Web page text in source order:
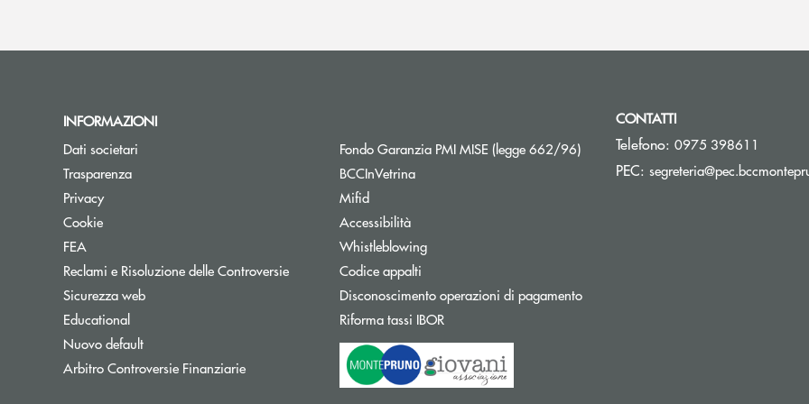
INFORMAZIONI
Dati societari
Trasparenza
Privacy
Cookie
FEA
Reclami e Risoluzione delle Controversie
Sicurezza web
Educational
Nuovo default
Arbitro Controversie FinanziarieApre una nuova finestra
Fondo Garanzia PMI MISE (legge 662/96)Apre una nuova finestra
BCCInVetrina
Mifid
Accessibilità
Whistleblowing
Codice appalti
Disconoscimento operazioni di pagamento
Riforma tassi IBORApre una nuova finestra
CONTATTI
Telefono: 0975 398611
PEC: